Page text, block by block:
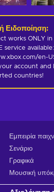
Ειδοποίηση:
works ONLY
service available:
en-
account and
countries!
Εμπειρία
Σενάριο
Γραφικά
Μουσική